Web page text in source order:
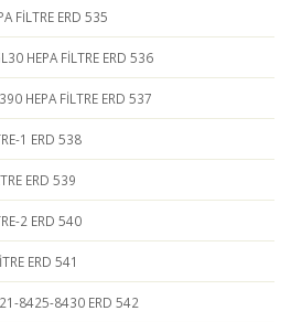
FİLTRE ERD 535
HEPA FİLTRE ERD 536
HEPA FİLTRE ERD 537
1 ERD 538
ERD 539
2 ERD 540
ERD 541
8425-8430 ERD 542